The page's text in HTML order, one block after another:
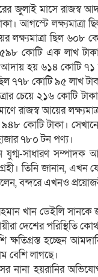
জুলাই মাসে রাজস্ব
আগস্টে
লক্ষ্যমাত্রা ছিল
৫৯৮ কোটি এক লাখ
হয় ৬১৪ কোটি ৭১
৭৭৮ কোটি ৯৫ লাখ
চেয়ে ২১৬ কোটি
রাজস্ব আয়ের
৯৪৮ কোটি টাকা।
৭৮০ টন পণ্য।
যুগ্ম-সাধারণ
তিনি জানান,
বন্দরে এখনও
খান ডেইলি সানকে
দেশের পরিস্থিতি
ক্ষতিগ্রস্ত হচ্ছেন
বেশি লাগছে।
নানা হয়রানির